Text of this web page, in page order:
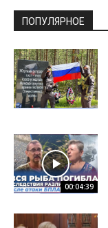
ПОПУЛЯРНОЕ
00:04:39